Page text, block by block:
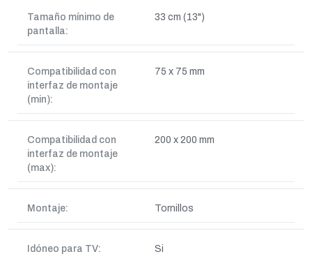
Tamaño mínimo de
pantalla:
33 cm (13")
Compatibilidad con
interfaz de montaje
(min):
75 x 75 mm
Compatibilidad con
interfaz de montaje
(max):
200 x 200 mm
Montaje: Tornillos
Idóneo para TV: Si